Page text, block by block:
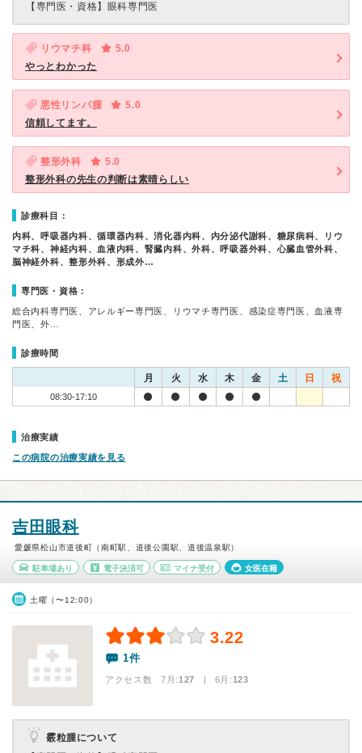
【専門医・資格】 眼科専門医
リウマチ科
5.0
やっとわかった
悪性リンパ腫
5.0
信頼してます。
整形外科
5.0
整形外科の先生の判断は素晴らしい
診療科目：
内科、呼吸器内科、循環器内科、消化器内科、内分泌代謝科、糖尿病科、リウ
マチ科、神経内科、血液内科、腎臓内科、外科、呼吸器外科、心臓血管外科、
脳神経外科、整形外科、形成外…
専門医・資格：
総合内科専門医、アレルギー専門医、リウマチ専門医、感染症専門医、血液専
門医、外…
診療時間
月 火 水 木 金 土 日 祝
08:30-17:10
治療実績
この病院の治療実績を見る
吉田眼科
愛媛県松山市道後町（南町駅、道後公園駅、道後温泉駅）
駐車場あり 電子決済可 マイナ受付 女医在籍
土曜（〜12:00）
3.22
1件
アクセス数 7月:127 | 6月:123
霰粒腫について